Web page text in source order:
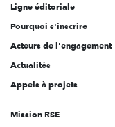
Ligne éditoriale
Pourquoi s'inscrire
Acteurs de l'engagement
Actualités
Appels à projets
Mission RSE